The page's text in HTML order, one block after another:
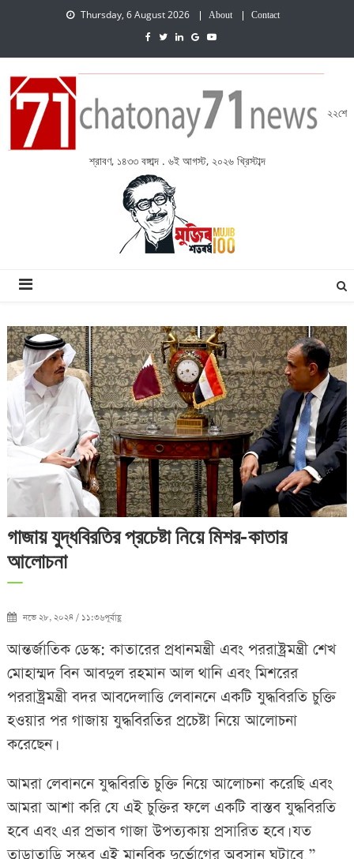
Thursday, 6 August 2026 About Contact
২২শে
শ্রাবণ, ১৪৩৩ বঙ্গাব্দ . ৬ই আগস্ট, ২০২৬ খ্রিস্টাব্দ
গাজায় যুদ্ধবিরতির প্রচেষ্টা নিয়ে মিশর-কাতার
আলোচনা
নভে ২৮, ২০২৪ / ১১:৩৬পূর্বাহ্ণ
আন্তর্জাতিক ডেস্ক: কাতারের প্রধানমন্ত্রী এবং পররাষ্ট্রমন্ত্রী শেখ
মোহাম্মদ বিন আবদুল রহমান আল থানি এবং মিশরের
পররাষ্ট্রমন্ত্রী বদর আবদেলাত্তি লেবাননে একটি যুদ্ধবিরতি চুক্তি
হওয়ার পর গাজায় যুদ্ধবিরতির প্রচেষ্টা নিয়ে আলোচনা
করেছেন।
আমরা লেবাননে যুদ্ধবিরতি চুক্তি নিয়ে আলোচনা করেছি এবং
আমরা আশা করি যে এই চুক্তির ফলে একটি বাস্তব যুদ্ধবিরতি
হবে এবং এর প্রভাব গাজা উপত্যকায় প্রসারিত হবে। যত